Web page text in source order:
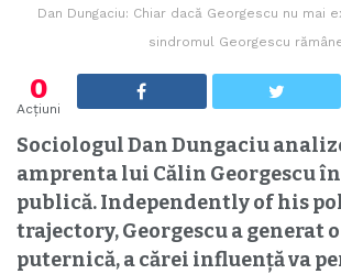
Dan Dungaciu: Chiar dacă Georgescu nu mai
sindromul Georgescu
0
Acțiuni
Sociologul Dan Dungaciu
amprenta lui Călin Georgescu
publică. Independently of his
trajectory, Georgescu a generat
puternică, a cărei influență va